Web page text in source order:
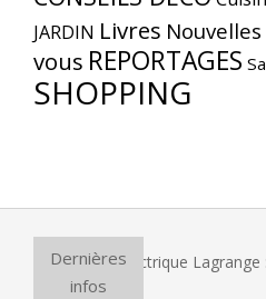
JARDIN Livres
vous REPORTAGES
SHOPPING
Dernières
infos
pizza électrique Lagrange : tient-il